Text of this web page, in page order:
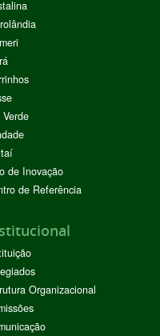
de Inovação
de Referência
Organizacional